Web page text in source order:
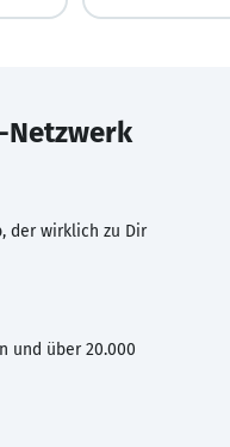
Netzwerk
der wirklich zu Dir
und über 20.000